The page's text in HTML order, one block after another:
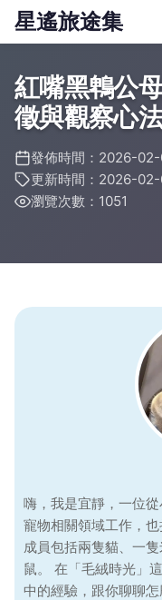
星遙旅途集
紅嘴黑鵯公
徵與觀察心
發佈時間：2026-
更新時間：2026-
瀏覽次數：1051
嗨，我是宜靜，一位
寵物相關領域工作，
成員包括兩隻貓、一
鼠。 在「毛絨時光」
中的經驗，跟你聊聊